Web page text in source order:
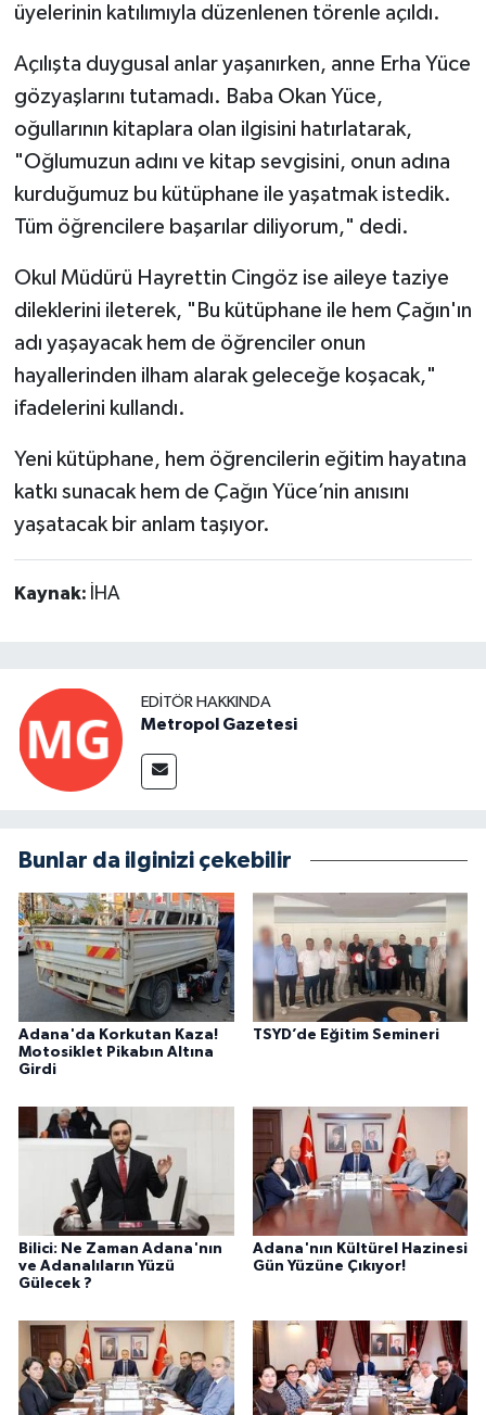
üyelerinin katılımıyla düzenlenen törenle açıldı.
Açılışta duygusal anlar yaşanırken, anne Erha Yüce
gözyaşlarını tutamadı. Baba Okan Yüce,
oğullarının kitaplara olan ilgisini hatırlatarak,
"Oğlumuzun adını ve kitap sevgisini, onun adına
kurduğumuz bu kütüphane ile yaşatmak istedik.
Tüm öğrencilere başarılar diliyorum," dedi.
Okul Müdürü Hayrettin Cingöz ise aileye taziye
dileklerini ileterek, "Bu kütüphane ile hem Çağın'ın
adı yaşayacak hem de öğrenciler onun
hayallerinden ilham alarak geleceğe koşacak,"
ifadelerini kullandı.
Yeni kütüphane, hem öğrencilerin eğitim hayatına
katkı sunacak hem de Çağın Yüce’nin anısını
yaşatacak bir anlam taşıyor.
Kaynak: İHA
EDITÖR HAKKINDA
Metropol Gazetesi
Bunlar da ilginizi çekebilir
Adana'da Korkutan Kaza!
Motosiklet Pikabın Altına
Girdi
TSYD’de Eğitim Semineri
Bilici: Ne Zaman Adana'nın
ve Adanalıların Yüzü
Gülecek ?
Adana'nın Kültürel Hazinesi
Gün Yüzüne Çıkıyor!